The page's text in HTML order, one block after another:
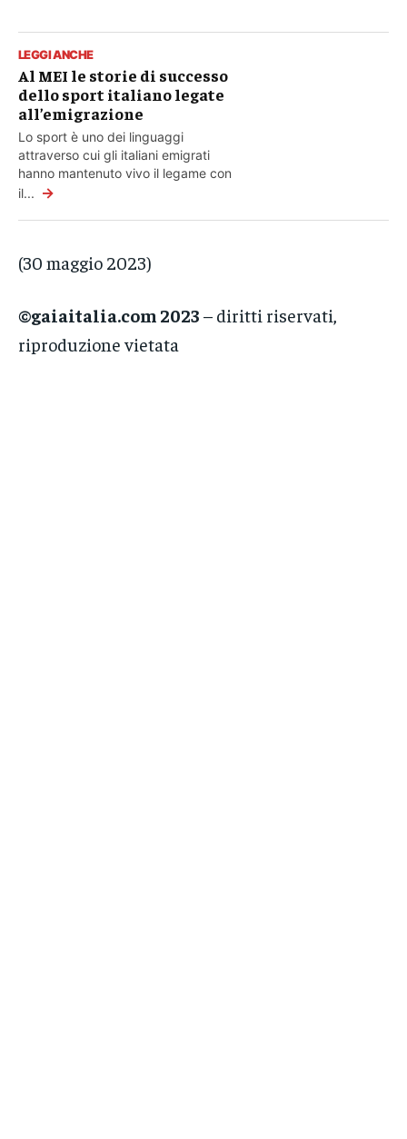
LEGGI ANCHE
Al MEI le storie di successo
dello sport italiano legate
all’emigrazione
Lo sport è uno dei linguaggi
attraverso cui gli italiani emigrati
hanno mantenuto vivo il legame con
il... →
(30 maggio 2023)
©gaiaitalia.com 2023 – diritti riservati,
riproduzione vietata